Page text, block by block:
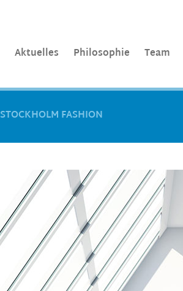
Aktuelles Philosophie Team
STOCKHOLM FASHION